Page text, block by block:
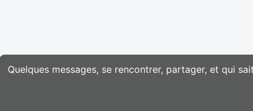
Quelques messages, se rencontrer, partager, et qui